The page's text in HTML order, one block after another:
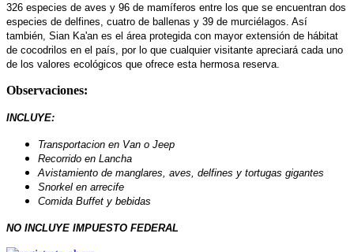
326 especies de aves y 96 de mamíferos entre los que se encuentran dos
especies de delfines, cuatro de ballenas y 39 de murciélagos. Así
también, Sian Ka'an es el área protegida con mayor extensión de hábitat
de cocodrilos en el país, por lo que cualquier visitante apreciará cada uno
de los valores ecológicos que ofrece esta hermosa reserva.
Observaciones:
INCLUYE:
Transportacion en Van o Jeep
Recorrido en Lancha
Avistamiento de manglares, aves, delfines y tortugas gigantes
Snorkel en arrecife
Comida Buffet y bebidas
NO INCLUYE IMPUESTO FEDERAL